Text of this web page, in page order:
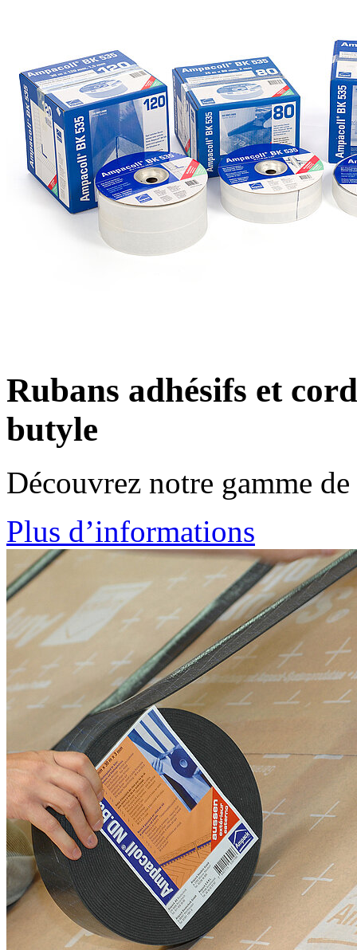
Rubans adhésifs et
butyle
Découvrez notre gamme
Plus d’informations